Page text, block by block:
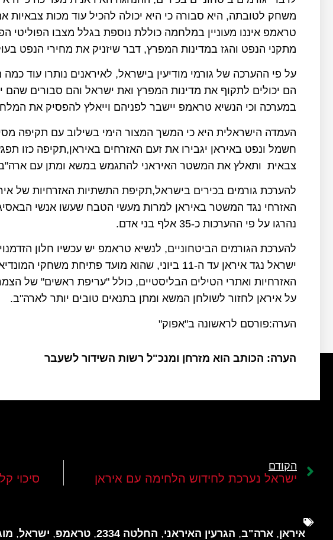
משחק לטובתה, היא סבורה כי היא יכולה להכיל עוד מכות צבאיות
טראמפ איננו מעוניין במלחמה כוללת נוספת בגלל מצבו הפוליטי
מתקני הנפט והגז במדינות המפרץ, דבר שיזניק את מחירי הנפט
על פי ההערכה של גורמי מודיעין בישראל, לאיראנים נותרו עוד
הם יכולים לתקוף את מדינות המפרץ ואת ישראל והם סבורים שהם
במערכה וכי הנשיא טראמפ יישבר לפניהם וייאלץ להפסיק את
העמדה הישראלית היא כי המשך המצור הימי בשילוב עם תקיפה
חשמל ונפט באיראן יגבירו את זעם האזרחים באיראן,תקיפה כזו
צבאית ותאלץ את המשטר האיראני להתגמש במשא ומתן עם
להערכת גורמים בכירים בישראל,תקיפת התשתיות האזרחיות של
האזרחי נגד המשטר באיראן למרות מעשי הטבח שעשו אנשי
נהרגו על פי ההערכות כ-35 אלף בני אדם.
להערכת הגורמים הביטחוניים, לנשיא טראמפ יש עכשיו חלון
ישראל נגד איראן עד ה-11 ביוני, שהוא מועד פתיחת
האזרחיות ואתרי הטילים הבליסטיים, כולל "עריפת ראשים" של
על איראן לחזור לשולחן המשא ומתן בתנאים טובים יותר לארה"ב.
הערה:פורסם לראשונה ב"אפוק"
הערה: הכותב הוא מזרחן ומנכ"ל רשות השידור לשעבר
הקודם
ישראל נערכת לחידוש הלחימה עם איראן סיכוי
איראן, ארה"ב, הגרעין האיראני, החלטה 2334 , טראמפ, ישראל,